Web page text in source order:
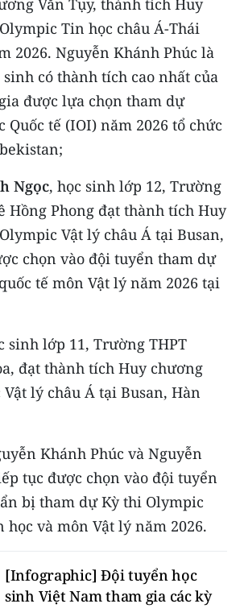
- Công nghệ
Tin học châu Á-Thái
2026. Nguyễn Khánh Phúc là
có thành tích cao nhất của
được lựa chọn tham dự
Quốc tế (IOI) năm 2026 tổ chức
Ngọc, học sinh lớp 12, Trường
Hồng Phong đạt thành tích Huy
Vật lý châu Á tại Busan,
chọn vào đội tuyển tham dự
tế môn Vật lý năm 2026 tại
sinh lớp 11, Trường THPT
đạt thành tích Huy chương
lý châu Á tại Busan, Hàn
Khánh Phúc và Nguyễn
tục được chọn vào đội tuyển
bị tham dự Kỳ thi Olympic
học và môn Vật lý năm 2026.
[Infographic] Đội tuyển học
sinh Việt Nam tham gia các kỳ